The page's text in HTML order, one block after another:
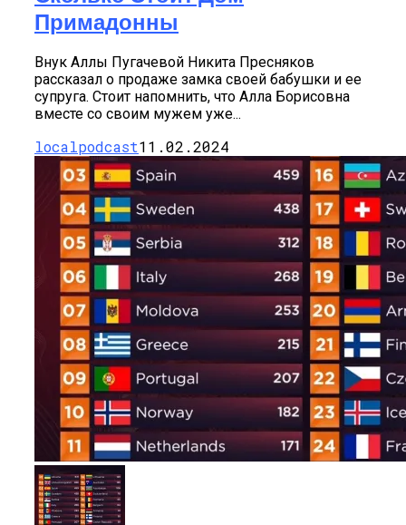
Примадонны
Внук Аллы Пугачевой Никита Пресняков
рассказал о продаже замка своей бабушки и ее
супруга. Стоит напомнить, что Алла Борисовна
вместе со своим мужем уже...
localpodcast11.02.2024